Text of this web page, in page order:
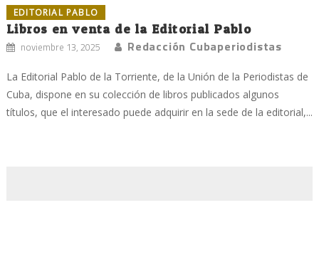
EDITORIAL PABLO
Libros en venta de la Editorial Pablo
noviembre 13, 2025 Redacción Cubaperiodistas
La Editorial Pablo de la Torriente, de la Unión de la Periodistas de
Cuba, dispone en su colección de libros publicados algunos
títulos, que el interesado puede adquirir en la sede de la editorial,...